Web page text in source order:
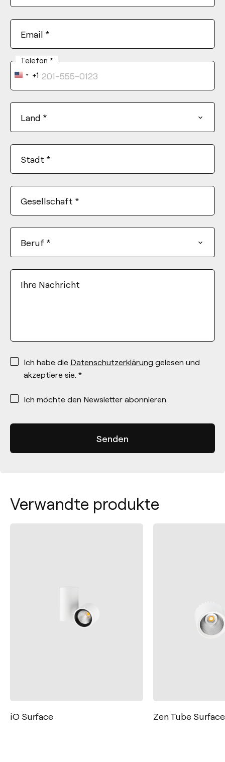
Email *
Telefon *
United
States
+1
Land *
Stadt *
Gesellschaft *
Beruf *
Ihre Nachricht
*
Ich habe die Datenschutzerklärung gelesen und
akzeptiere sie. *
*
Ich möchte den Newsletter abonnieren.
Verwandte produkte
iO Surface Zen Tube Surface